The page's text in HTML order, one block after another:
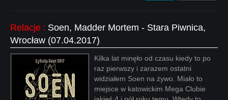
Relacje : Soen, Madder Mortem - Stara Piwnica,
Wrocław (07.04.2017)
Kilka lat minęło od czasu kiedy to po
raz pierwszy i zarazem ostatni
widziałem Soen na żywo. Miało to
miejsce w katowickim Mega Clubie